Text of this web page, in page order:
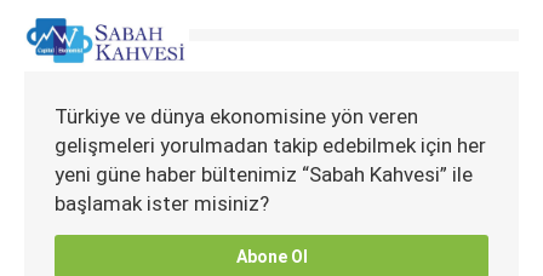
Türkiye ve dünya ekonomisine yön veren
gelişmeleri yorulmadan takip edebilmek için her
yeni güne haber bültenimiz “Sabah Kahvesi” ile
başlamak ister misiniz?
Abone Ol